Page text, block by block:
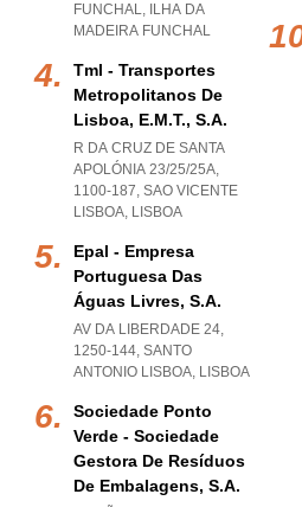
FUNCHAL, ILHA DA
MADEIRA FUNCHAL
Tml - Transportes
Metropolitanos De
Lisboa, E.m.t., S.a.
R DA CRUZ DE SANTA
APOLÓNIA 23/25/25A,
1100-187, SAO VICENTE
LISBOA, LISBOA
Epal - Empresa
Portuguesa Das
Águas Livres, S.a.
AV DA LIBERDADE 24,
1250-144, SANTO
ANTONIO LISBOA, LISBOA
Sociedade Ponto
Verde - Sociedade
Gestora De Resíduos
De Embalagens, S.a.